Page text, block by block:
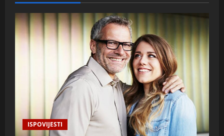
ISPOVIJESTI